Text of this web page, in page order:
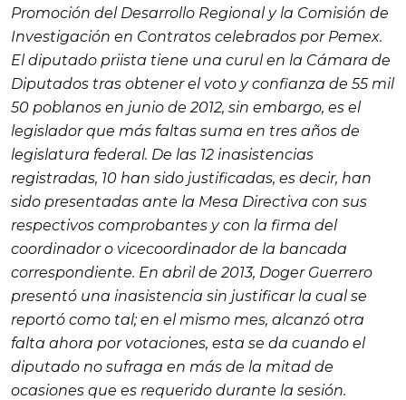
Promoción del Desarrollo Regional y la Comisión de
Investigación en Contratos celebrados por Pemex.
El diputado priista tiene una curul en la Cámara de
Diputados tras obtener el voto y confianza de 55 mil
50 poblanos en junio de 2012, sin embargo, es el
legislador que más faltas suma en tres años de
legislatura federal. De las 12 inasistencias
registradas, 10 han sido justificadas, es decir, han
sido presentadas ante la Mesa Directiva con sus
respectivos comprobantes y con la firma del
coordinador o vicecoordinador de la bancada
correspondiente. En abril de 2013, Doger Guerrero
presentó una inasistencia sin justificar la cual se
reportó como tal; en el mismo mes, alcanzó otra
falta ahora por votaciones, esta se da cuando el
diputado no sufraga en más de la mitad de
ocasiones que es requerido durante la sesión.